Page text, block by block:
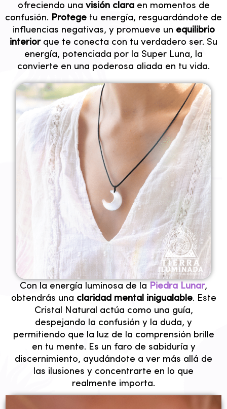
ofreciendo una visión claraen momentos de
confusión. Protege tu energía, resguardándote de
influencias negativas, y promueve un equilibrio
interiorque te conecta con tu verdadero ser. Su
energía, potenciada por la Super Luna, la
convierte en una poderosa aliada en tu vida.
✦ CLARIDAD ✦
Con la energía luminosa de la Piedra Lunar,
obtendrás una claridad mental inigualable. Este
Cristal Natural actúa como una guía,
despejando la confusión y la duda, y
permitiendo que la luz de la comprensión brille
en tu mente. Es un faro de sabiduría y
discernimiento, ayudándote a ver más allá de
las ilusiones y concentrarte en lo que
realmente importa.